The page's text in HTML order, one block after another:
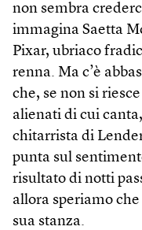
non sembra
immagina Saetta
Pixar, ubriaco
renna. Ma c’è
che, se non si
alienati di cui
chitarrista di
punta sul
risultato di notti
allora speriamo
sua stanza.